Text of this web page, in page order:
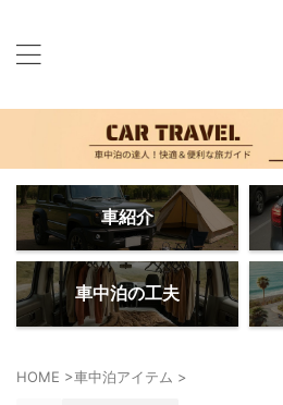
車紹介
車中泊の工夫
HOME >車中泊アイテム >